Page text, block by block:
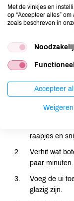
1 mespuntje
zeezout naar
1 klontje
Bereiding
raapjes en
Verhit wat
paar minuten.
Voeg de ui
glazig zijn.
Met de vinkjes en
op “Accepteer alles”
zoals beschreven in
Functioneel
Accepteer
Weigeren